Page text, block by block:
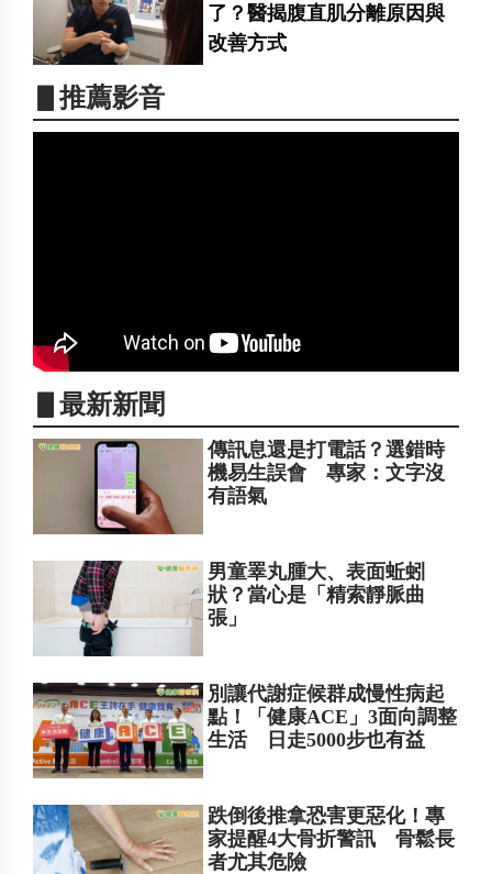
了？醫揭腹直肌分離原因與
改善方式
▋推薦影音
▋最新新聞
傳訊息還是打電話？選錯時
機易生誤會 專家：文字沒
有語氣
男童睪丸腫大、表面蚯蚓
狀？當心是「精索靜脈曲
張」
別讓代謝症候群成慢性病起
點！「健康ACE」3面向調整
生活 日走5000步也有益
跌倒後推拿恐害更惡化！專
家提醒4大骨折警訊 骨鬆長
者尤其危險